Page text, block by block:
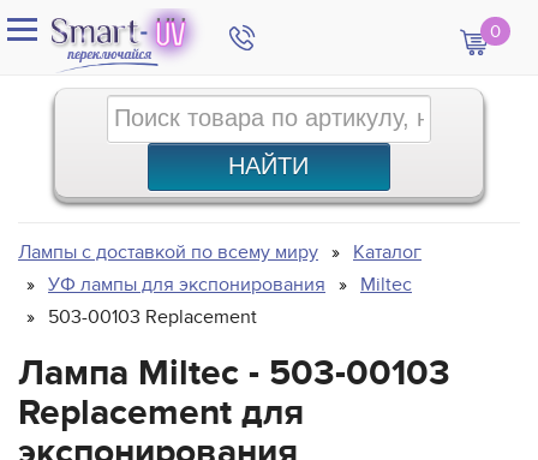
0
Лампы с доставкой по всему миру
Каталог
УФ лампы для экспонирования
Miltec
503-00103 Replacement
Лампа Miltec - 503-00103
Replacement для